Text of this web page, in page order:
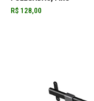
R$ 128,00